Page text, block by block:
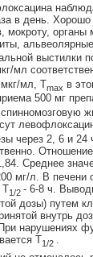
в день. Хорошо
мокроту, органы
выстилки
мл
мл, Тmax в
500 мг
через 2, 6 и 24
Среднее
мг/л. В печени
Т1/2 - 6-8 ч.
дозы) путем
внутрь
нарушениях
Т1/2